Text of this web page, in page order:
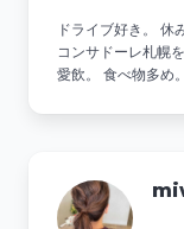
ドライブ好き。 休
コンサドーレ札幌
愛飲。 食べ物多め